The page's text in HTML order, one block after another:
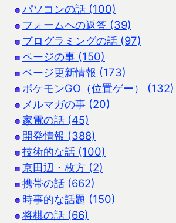
パソコンの話 (100)
フォームへの返答 (39)
プログラミングの話 (97)
ページの事 (150)
ページ更新情報 (173)
ポケモンGO（位置ゲー） (132)
メルマガの事 (20)
家電の話 (45)
開発情報 (388)
技術的な話 (100)
京田辺・枚方 (2)
携帯の話 (662)
時事的な話題 (150)
将棋の話 (66)